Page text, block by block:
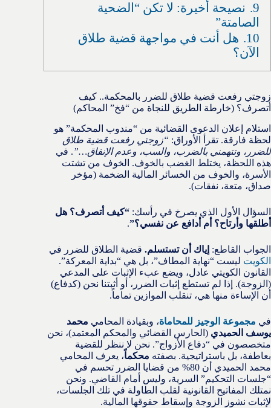
9.
نصيحة أخيرة: لا تكن “الضحية
الصامتة”
10.
هل أنت في مواجهة قضية طلاق
الآن؟
زوجتي رفعت قضية طلاق للضرر بالمحكمة.. كيف
أتصرف؟ (خارطة الطريق للنجاة من “فخ” المحاكم)
استلام إعلان الدعوى القضائية من “مندوب المحكمة” هو
لحظة فارقة. تقرأ الأوراق: “زوجتي رفعت قضية طلاق
للضرر، وتتهمني بالضرب، والسب، وعدم الإنفاق…”. في
هذه اللحظة، يختلط الغضب بالخوف. الخوف من تشتت
الأسرة، والخوف من الخسائر المالية الضخمة (مؤخر
صداق، متعة، نفقات).
السؤال الأول الذي يصرخ في رأسك: “كيف أتصرف؟ هل
أطلقها وأرتاح؟ أم أدافع عن نفسي؟”.
الجواب القاطع: إياك أن تستسلم. قضية الطلاق للضرر في
الكويت ليست “نهاية المطاف”، بل هي “بداية المعركة”.
القانون الكويتي عادل، ويضع عبء الإثبات على المدعي
(الزوجة). إذا لم تستطع إثبات الضرر، أو أثبتنا نحن (كدفاع)
أن الإساءة منها هي، تنقلب الموازين تماماً.
في مجموعة الوجيز للمحاماة، وبقيادة المحامي محمد
يوسف الحميدي (الحارس القضائي والمحكم المعتمد)، نحن
متخصصون في “دفاع الأزواج”. نحن لا ننظر للقضية
بعاطفة، بل باستراتيجية. بصفته محكماً، يعرف المحامي
محمد الحميدي أن 80% من قضايا الضرر تحسم في
“جلسات التحكيم” السرية، وليس أمام القاضي. ونحن
نمتلك المفاتيح القانونية لقلب الطاولة في تلك الجلسات،
لإثبات نشوز الزوجة وإسقاط حقوقها المالية.